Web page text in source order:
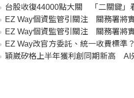
台股收復44000點大關 「二關鍵」
EZ Way個資監管引關注 關務署將
EZ Way個資監管引關注 關務署將
EZ Way改官方委託、統一收費標準
穎崴矽格上半年獲利創同期新高 AI